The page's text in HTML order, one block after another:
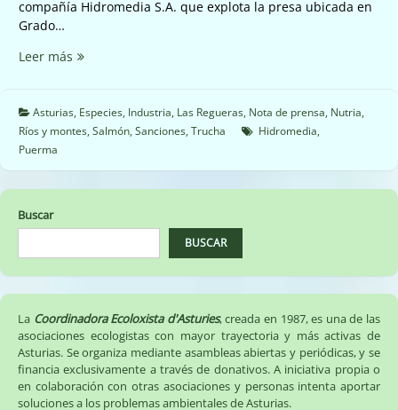
compañía Hidromedia S.A. que explota la presa ubicada en
Grado…
Leer más ☣️
ridícula
la
impuesta
por
del
Cantábrico
a
la
presa
de
Valduno
2
Asturias, Especies, Industria, Las Regueras, Nota de prensa, Nutria,
Ríos y montes, Salmón, Sanciones, Trucha Hidromedia,
Puerma
Buscar
BUSCAR
La Coordinadora Ecoloxista d'Asturies, creada en 1987, es una de las
asociaciones ecologistas con mayor trayectoria y más activas de
Asturias. Se organiza mediante asambleas abiertas y periódicas, y se
financia exclusivamente a través de donativos. A iniciativa propia o
en colaboración con otras asociaciones y personas intenta aportar
soluciones a los problemas ambientales de Asturias.